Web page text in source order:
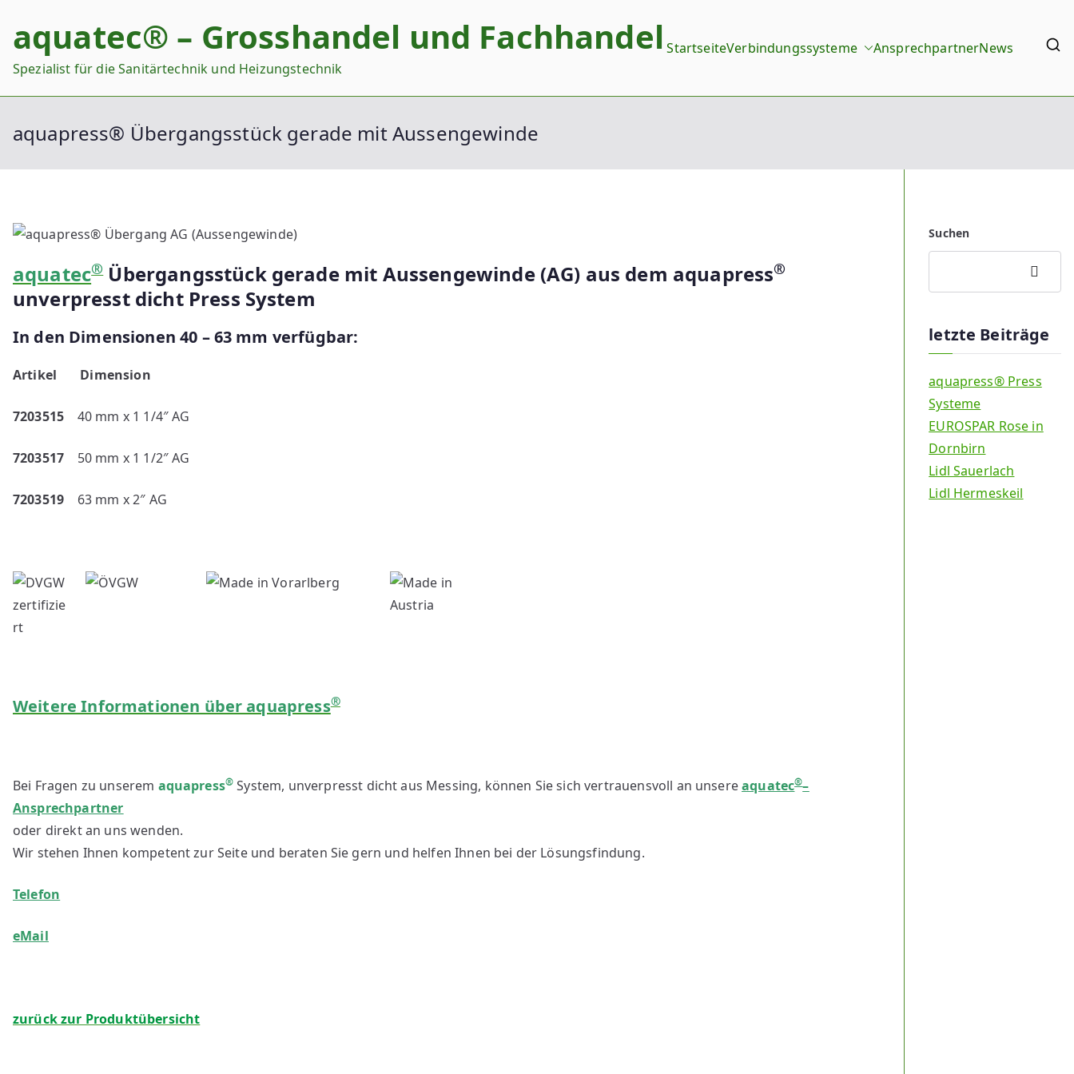
Inhalt
springen
aquatec® – Grosshandel und Fachhandel
Spezialist für die Sanitärtechnik und Heizungstechnik
StartseiteVerbindungssysteme AnsprechpartnerNews
aquapress® Übergangsstück gerade mit Aussengewinde
aquatec®Übergangsstück gerade mit Aussengewinde (AG) aus dem aquapress®
unverpresst dicht Press System
In den Dimensionen 40 – 63 mm verfügbar:
Artikel Dimension
7203515 40 mm x 1 1/4″ AG
7203517 50 mm x 1 1/2″ AG
7203519 63 mm x 2″ AG
Weitere Informationen über aquapress®
Bei Fragen zu unserem aquapress® System, unverpresst dicht aus Messing, können Sie sich vertrauensvoll an unsereaquatec®–
Ansprechpartner
oder direkt an uns wenden.
Wir stehen Ihnen kompetent zur Seite und beraten Sie gern und helfen Ihnen bei der Lösungsfindung.
Telefon
eMail
zurück zur Produktübersicht
Suchen
Suchen
letzte Beiträge
aquapress® Press
Systeme
EUROSPAR Rose in
Dornbirn
Lidl Sauerlach
Lidl Hermeskeil